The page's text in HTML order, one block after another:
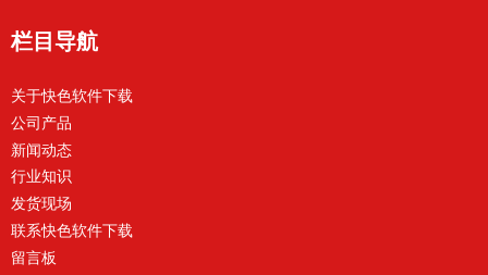
栏目导航
关于快色软件下载
公司产品
新闻动态
行业知识
发货现场
联系快色软件下载
留言板